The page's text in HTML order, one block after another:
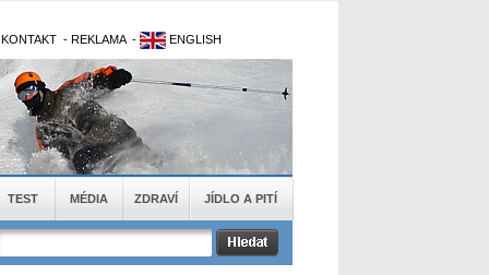
KONTAKT - REKLAMA - ENGLISH
TEST MÉDIA ZDRAVÍ JÍDLO A PITÍ